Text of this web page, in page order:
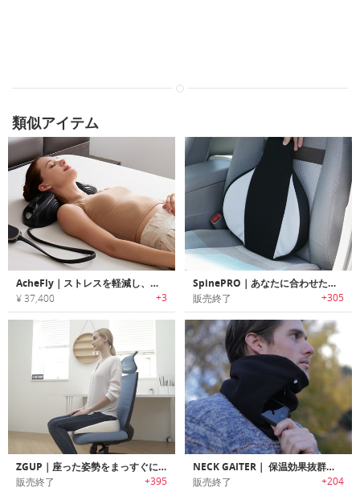
類似アイテム
AcheFly｜ストレスを軽減し、姿勢を改善しながら首をマッサージしてくれるピロー
¥ 37,400 +3
SpinePRO｜あなたに合わせたカスタマイズ可能な姿勢や痛みを改善するクッション「スパインプロ」
販売終了 +305
ZGUP｜座った姿勢をまっすぐに保つサポートクション「ZGUPクッション」
販売終了 +395
NECK GAITER｜ 保温効果抜群のスタッシュポケット付き「ネックゲートル」
販売終了 +204